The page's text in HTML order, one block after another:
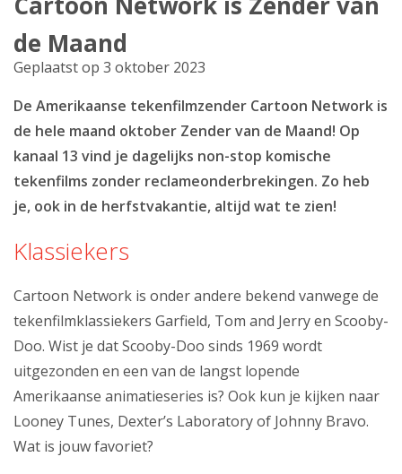
Mijn Kabelnoord
Zakelijk
Mijn webmail
de Maand
Geplaatst op 3 oktober 2023
De Amerikaanse tekenfilmzender Cartoon Network is
de hele maand oktober Zender van de Maand! Op
kanaal 13 vind je dagelijks non-stop komische
tekenfilms zonder reclameonderbrekingen. Zo heb
je, ook in de herfstvakantie, altijd wat te zien!
Klassiekers
Cartoon Network is onder andere bekend vanwege de
tekenfilmklassiekers Garfield, Tom and Jerry en Scooby-
Doo. Wist je dat Scooby-Doo sinds 1969 wordt
uitgezonden en een van de langst lopende
Amerikaanse animatieseries is? Ook kun je kijken naar
Looney Tunes, Dexter’s Laboratory of Johnny Bravo.
Wat is jouw favoriet?